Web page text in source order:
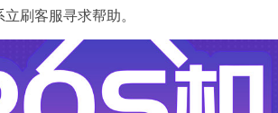
刷客服寻求帮助。